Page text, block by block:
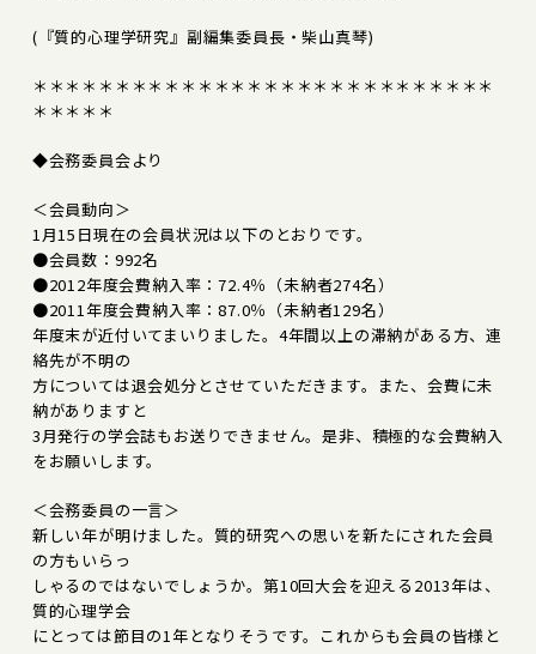
(『質的心理学研究』副編集委員長・柴山真琴)
＊＊＊＊＊＊＊＊＊＊＊＊＊＊＊＊＊＊＊＊＊＊＊＊＊＊＊＊
＊＊＊＊＊
◆会務委員会より
＜会員動向＞
1月15日現在の会員状況は以下のとおりです。
●会員数：992名
●2012年度会費納入率：72.4％（未納者274名）
●2011年度会費納入率：87.0％（未納者129名）
年度末が近付いてまいりました。4年間以上の滞納がある方、連
絡先が不明の
方については退会処分とさせていただきます。また、会費に未
納がありますと
3月発行の学会誌もお送りできません。是非、積極的な会費納入
をお願いします。
＜会務委員の一言＞
新しい年が明けました。質的研究への思いを新たにされた会員
の方もいらっ
しゃるのではないでしょうか。第10回大会を迎える2013年は、
質的心理学会
にとっては節目の1年となりそうです。これからも会員の皆様と